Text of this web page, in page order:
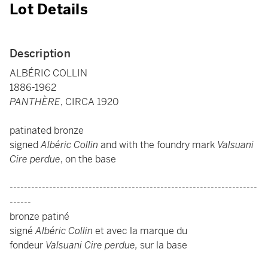
Lot Details
Description
ALBÉRIC COLLIN
1886-1962
PANTHÈRE, CIRCA 1920
patinated bronze
signedAlbéric Collin and with the foundry mark Valsuani
Cire perdue, on the base
---------------------------------------------------------------------
------
bronze patiné
signéAlbéric Collin et avec la marque du
fondeur Valsuani Cire perdue, sur la base